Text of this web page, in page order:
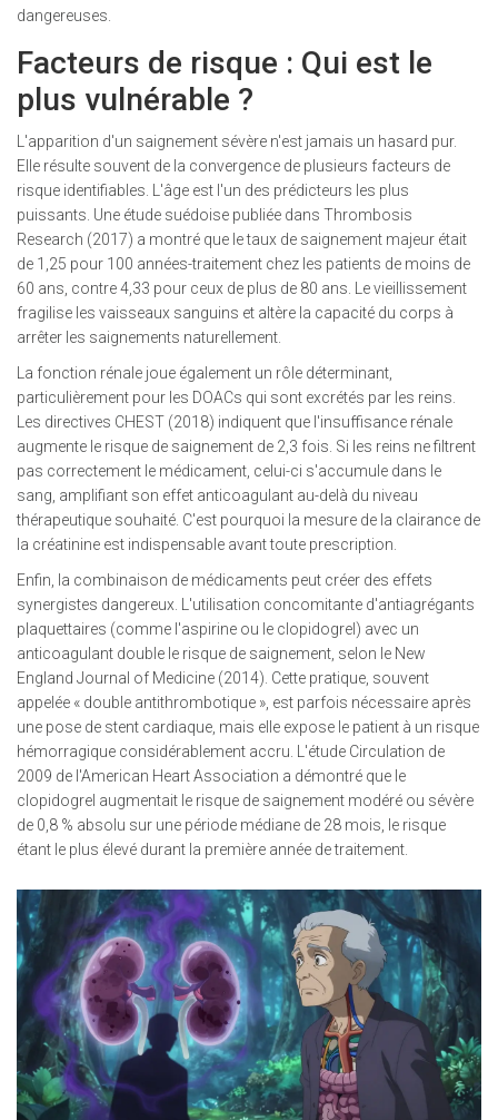
dangereuses.
Facteurs de risque : Qui est le
plus vulnérable ?
L'apparition d'un saignement sévère n'est jamais un hasard pur.
Elle résulte souvent de la convergence de plusieurs facteurs de
risque identifiables. L'âge est l'un des prédicteurs les plus
puissants. Une étude suédoise publiée dans Thrombosis
Research (2017) a montré que le taux de saignement majeur était
de 1,25 pour 100 années-traitement chez les patients de moins de
60 ans, contre 4,33 pour ceux de plus de 80 ans. Le vieillissement
fragilise les vaisseaux sanguins et altère la capacité du corps à
arrêter les saignements naturellement.
La fonction rénale joue également un rôle déterminant,
particulièrement pour les DOACs qui sont excrétés par les reins.
Les directives CHEST (2018) indiquent que l'insuffisance rénale
augmente le risque de saignement de 2,3 fois. Si les reins ne filtrent
pas correctement le médicament, celui-ci s'accumule dans le
sang, amplifiant son effet anticoagulant au-delà du niveau
thérapeutique souhaité. C'est pourquoi la mesure de la clairance de
la créatinine est indispensable avant toute prescription.
Enfin, la combinaison de médicaments peut créer des effets
synergistes dangereux. L'utilisation concomitante d'antiagrégants
plaquettaires (comme l'aspirine ou le clopidogrel) avec un
anticoagulant double le risque de saignement, selon le New
England Journal of Medicine (2014). Cette pratique, souvent
appelée « double antithrombotique », est parfois nécessaire après
une pose de stent cardiaque, mais elle expose le patient à un risque
hémorragique considérablement accru. L'étude Circulation de
2009 de l'American Heart Association a démontré que le
clopidogrel augmentait le risque de saignement modéré ou sévère
de 0,8 % absolu sur une période médiane de 28 mois, le risque
étant le plus élevé durant la première année de traitement.